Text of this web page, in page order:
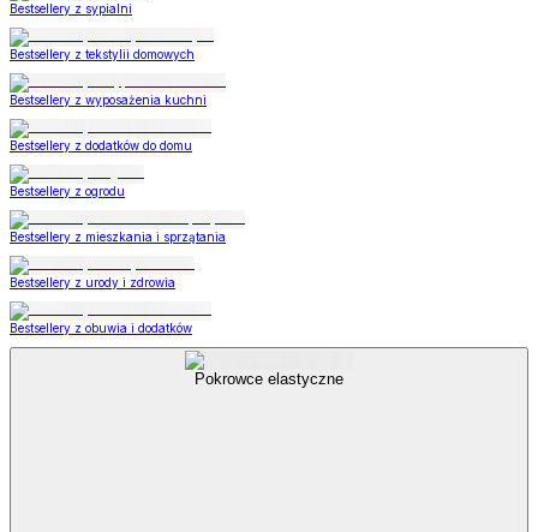
Bestsellery z sypialni
Bestsellery z tekstylii domowych
Bestsellery z wyposażenia kuchni
Bestsellery z dodatków do domu
Bestsellery z ogrodu
Bestsellery z mieszkania i sprzątania
Bestsellery z urody i zdrowia
Bestsellery z obuwia i dodatków
Pokrowce elastyczne